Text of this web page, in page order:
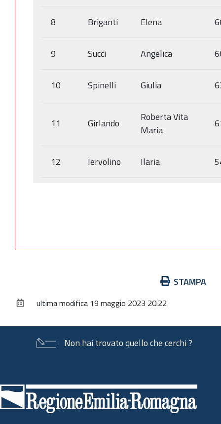
8 Briganti Elena
9 Succi Angelica
10 Spinelli Giulia
11 Girlando
Roberta Vita
Maria
12 Iervolino Ilaria
documento
STAMPA
ultima modifica 19 maggio 2023 20:22
Non hai trovato quello che cerchi ?
di
pagina